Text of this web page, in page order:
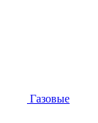
Газовые